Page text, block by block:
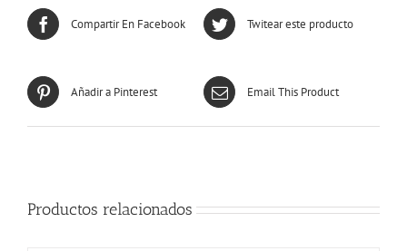
Compartir En Facebook Twitear este producto
Añadir a Pinterest Email This Product
Productos relacionados